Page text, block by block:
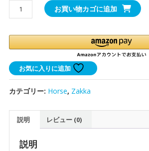
馬
名
ケ
ー
ス
個
お買い物カゴに追加
お気に入りに追加
カテゴリー: Horse, Zakka
説明 レビュー (0)
説明